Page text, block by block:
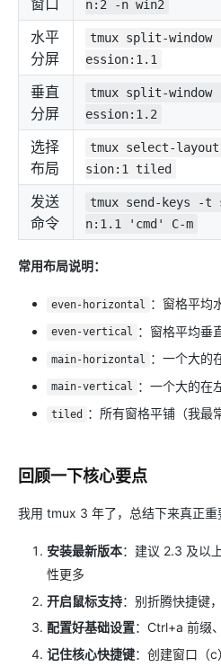
窗口
n:2 -n win2
水平
分屏
tmux split-
ession:1.1
垂直
分屏
tmux split-
ession:1.2
选择
布局
tmux select-
sion:1 tiled
发送
命令
tmux send-keys -t
n:1.1 'cmd' C-m
常用布局说明：
even-horizontal ：窗格平均
even-vertical ：窗格平均垂
main-horizontal ：一个大的
main-vertical ：一个大的在
tiled ：所有窗格平铺（我最
回顾一下核心要点
我用 tmux 3 年了，总结下来真正重
安装最新版本：建议 2.3 及以
性更多
开启鼠标支持：别折腾快捷键
配置好基础设置：Ctrl+a 前缀
记住核心快捷键：创建窗口（